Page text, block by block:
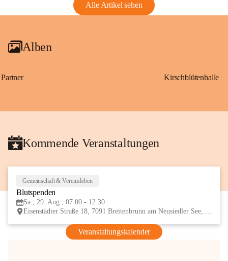
Alle Artikel sehen
Alben
Partner Kirschblütenhalle
Kommende Veranstaltungen
Gemeinschaft & Vereinsleben
Blutspenden
Sa., 29. Aug., 07:00 - 12:30
Eisenstädter Straße 18, 7091 Breitenbrunn am Neusiedler See, AUT
Veranstaltungskalender